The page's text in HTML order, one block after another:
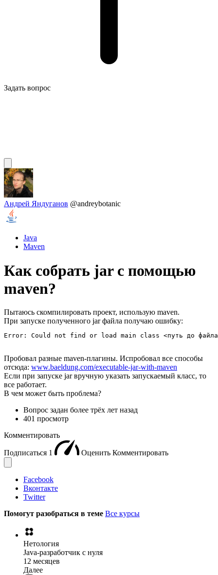
Задать вопрос
Андрей Яндуганов @andreybotanic
Java
Maven
Как собрать jar с помощью
maven?
Пытаюсь скомпилировать проект, использую maven.
При запуске полученного jar файла получаю ошибку:
Error: Could not find or load main class <путь до
Пробовал разные maven-плагины. Испробовал все способы
отсюда: www.baeldung.com/executable-jar-with-maven
Если при запуске jar вручную указать запускаемый класс, то
все работает.
В чем может быть проблема?
Вопрос задан более трёх лет назад
401 просмотр
Комментировать
Подписаться 1 Оценить Комментировать
Facebook
Вконтакте
Twitter
Помогут разобраться в теме Все курсы
Нетология
Java-разработчик с нуля
12 месяцев
Далее